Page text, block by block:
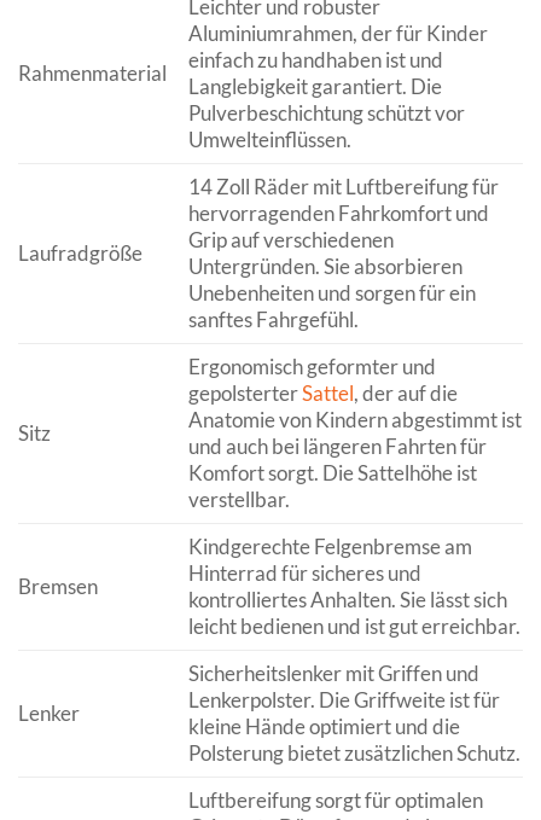
Rahmenmaterial
Leichter und robuster
Aluminiumrahmen, der für Kinder
einfach zu handhaben ist und
Langlebigkeit garantiert. Die
Pulverbeschichtung schützt vor
Umwelteinflüssen.
Laufradgröße
14 Zoll Räder mit Luftbereifung für
hervorragenden Fahrkomfort und
Grip auf verschiedenen
Untergründen. Sie absorbieren
Unebenheiten und sorgen für ein
sanftes Fahrgefühl.
Sitz
Ergonomisch geformter und
gepolsterterSattel, der auf die
Anatomie von Kindern abgestimmt ist
und auch bei längeren Fahrten für
Komfort sorgt. Die Sattelhöhe ist
verstellbar.
Bremsen
Kindgerechte Felgenbremse am
Hinterrad für sicheres und
kontrolliertes Anhalten. Sie lässt sich
leicht bedienen und ist gut erreichbar.
Lenker
Sicherheitslenker mit Griffen und
Lenkerpolster. Die Griffweite ist für
kleine Hände optimiert und die
Polsterung bietet zusätzlichen Schutz.
Luftbereifung sorgt für optimalen